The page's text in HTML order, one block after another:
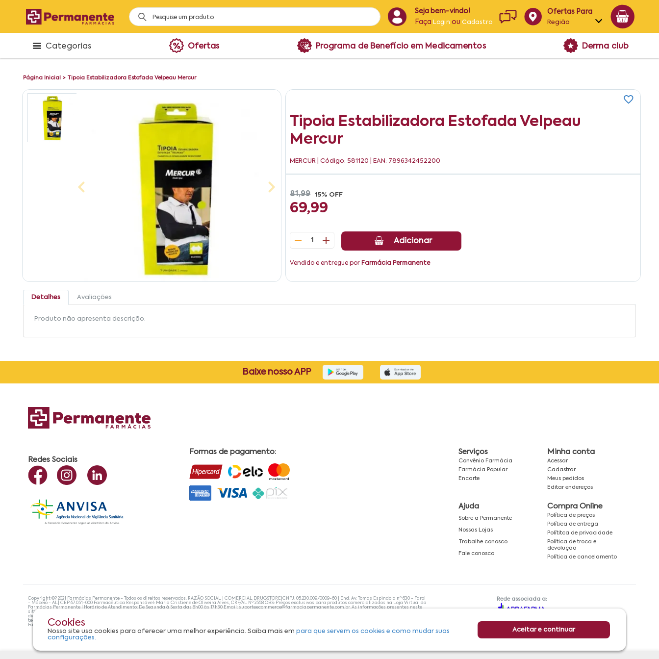
Seja bem-vindo!
Faça Login ouCadastro
Ofertas Para
Região
Alagoas
Categorias Ofertas Programa de Benefício em Medicamentos Derma club
Página Inicial > Tipoia Estabilizadora Estofada Velpeau Mercur
Tipoia Estabilizadora Estofada Velpeau
Mercur
MERCUR | Código: 581120 | EAN: 7896342452200
81,99 15% OFF
69,99
1 Adicionar
Vendido e entregue por Farmácia Permanente
Detalhes Avaliações
Produto não apresenta descrição.
Cookies
Nosso site usa cookies para oferecer uma melhor experiência. Saiba mais empara que servem os cookies e como mudar suas
configurações.
Aceitar e continuar
Baixe nosso APP
Redes Sociais
Formas de pagamento: Serviços
Convênio Farmácia
Farmácia Popular
Encarte
Minha conta
Acessar
Cadastrar
Meus pedidos
Editar endereços
Ajuda
Sobre a Permanente
Nossas Lojas
Trabalhe conosco
Fale conosco
Compra Online
Política de preços
Política de entrega
Polítitca de privacidade
Política de troca e
devolução
Política de cancelamento
Copyright ©? 2021 Farmácias Permanente - Todos os direitos reservados. RAZÃO SOCIAL | COMERCIAL DRUGSTORE|CNPJ: 05.230.009/0009-60 | End: Av. Tomas Espindola nº 630 - Farol
- Maceió - AL| CEP:57.051-000 Farmacêutica Responsável: Maria Cristiene de Oliveira Alves, CRF/AL Nº 2558 OBS: Preços exclusivos para produtos comercializados na Loja Virtual da
Farmácias Permanente | Horário de Atendimento: De Segunda à Sexta das 8h00 às 17h30 Email: suporteecommerce@farmaciapermanente.com.br. As informações presentes neste
site não devem ser utilizadas para automedicação e, de forma alguma, substituem as orientações de um profissional da área médica. Apenas o médico está capacitado para
diagnosticar problemas de saúde e prescrever o tratamento adequado. Se os sintomas persistirem, um médico deve ser consultado. A Farmácia Permanente trabalha com as
tecnologias mais avançadas de proteção de dados, para que você possa realizar suas compras com tranquilidade. A privacidade e a segurança dos clientes são compromissos da
Farmácias Permanente. Todos os pedidos efetuados estão sujeitos à confirmação da disponibilidade de produto em nosso estoque.
Rede associada a: